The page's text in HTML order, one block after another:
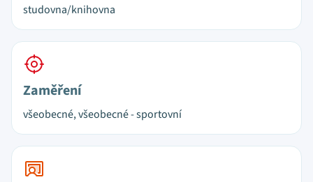
studovna/knihovna
Zaměření
všeobecné, všeobecné - sportovní